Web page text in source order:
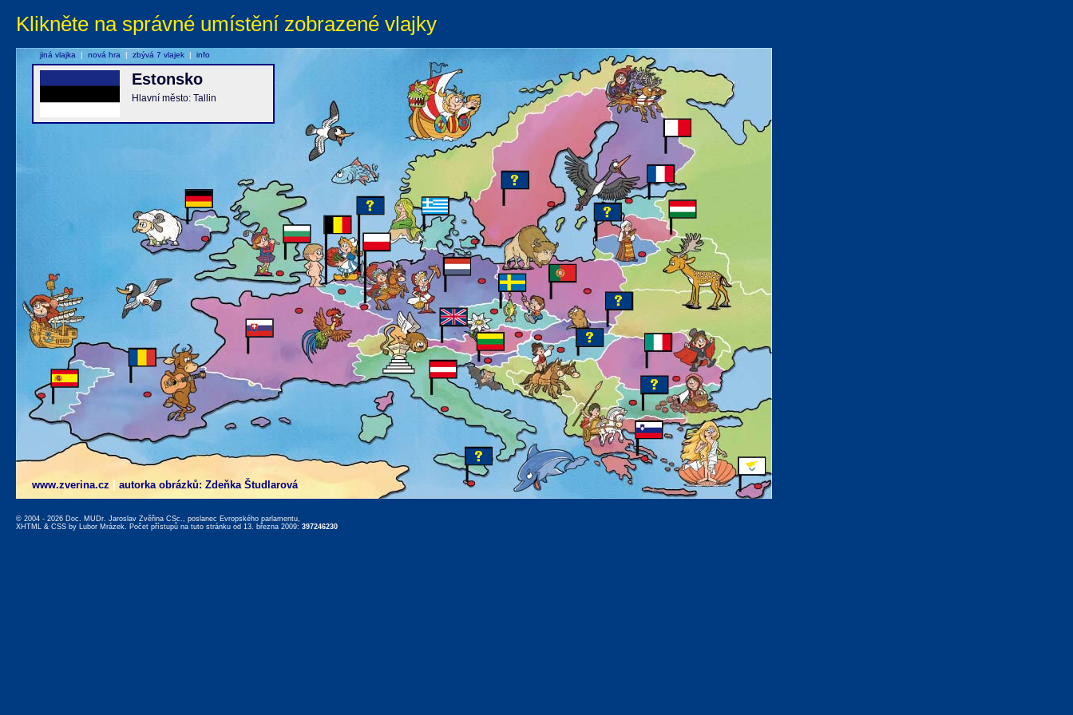
Klikněte na správné umístění zobrazené vlajky
www.zverina.cz autorka obrázků: Zdeňka Študlarová
Estonsko
Hlavní město: Tallin
jiná vlajka | nová hra | zbývá 7 vlajek | info
© 2004 - 2026 Doc. MUDr. Jaroslav Zvěřina CSc., poslanec Evropského parlamentu,
XHTML & CSS by Lubor Mrázek. Počet přístupů na tuto stránku od 13. března 2009: 397246230